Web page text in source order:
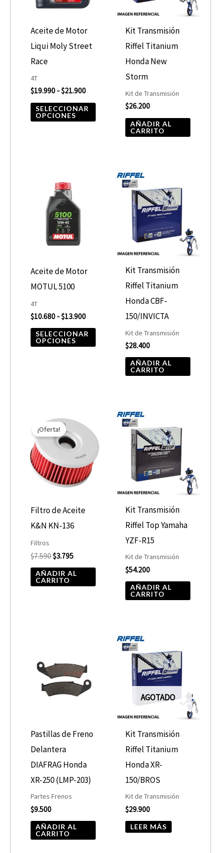
Aceite de Motor
Liqui Moly Street
Race
4T
$19.990 -$21.900
SELECCIONAR
OPCIONES
opciones
la
página
Kit Transmisión
Riffel Titanium
Honda New
Storm
Kit de Transmisión
$26.200
AÑADIR AL
CARRITO
Aceite de Motor
MOTUL 5100
4T
$10.680 -$13.900
SELECCIONAR
OPCIONES
opciones
en
la
Kit Transmisión
Riffel Titanium
Honda CBF-
150/INVICTA
Kit de Transmisión
$28.400
AÑADIR AL
CARRITO
¡Oferta!
Filtro de Aceite
K&N KN-136
Filtros
$7.590
precio
original
era:
$3.795
precio
actual
es:
$3.795.
AÑADIR AL
CARRITO
Kit Transmisión
Riffel Top Yamaha
YZF-R15
Kit de Transmisión
$54.200
AÑADIR AL
CARRITO
Pastillas de Freno
Delantera
DIAFRAG Honda
XR-250 (LMP-203)
Partes Frenos
$9.500
AÑADIR AL
CARRITO
AGOTADO
Kit Transmisión
Riffel Titanium
Honda XR-
150/BROS
Kit de Transmisión
$29.900
LEER MÁS